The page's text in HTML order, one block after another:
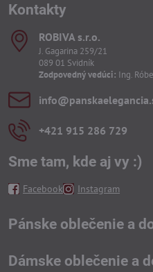
Kontakty
ROBIVA s​.r​.o​.
J. Gagarina 259/21
089 01 Svidník
Zodpovedný vedúci: Ing.
+421 915 286 729
Sme tam, kde aj vy :)
Facebook Instagram
Pánske oblečenie a
Dámske oblečenie a